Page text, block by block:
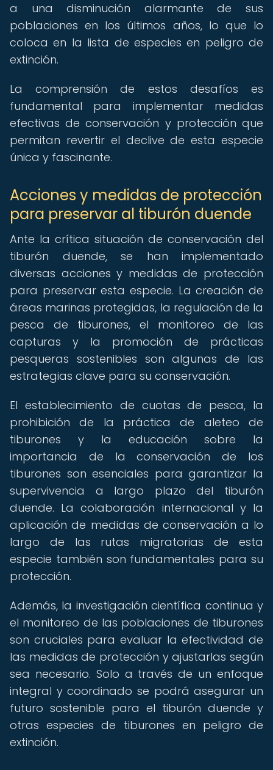
a una disminución alarmante de sus
poblaciones en los últimos años, lo que lo
coloca en la lista de especies en peligro de
extinción.
La comprensión de estos desafíos es
fundamental para implementar medidas
efectivas de conservación y protección que
permitan revertir el declive de esta especie
única y fascinante.
Acciones y medidas de protección
para preservar al tiburón duende
Ante la crítica situación de conservación del
tiburón duende, se han implementado
diversas acciones y medidas de protección
para preservar esta especie. La creación de
áreas marinas protegidas, la regulación de la
pesca de tiburones, el monitoreo de las
capturas y la promoción de prácticas
pesqueras sostenibles son algunas de las
estrategias clave para su conservación.
El establecimiento de cuotas de pesca, la
prohibición de la práctica de aleteo de
tiburones y la educación sobre la
importancia de la conservación de los
tiburones son esenciales para garantizar la
supervivencia a largo plazo del tiburón
duende. La colaboración internacional y la
aplicación de medidas de conservación a lo
largo de las rutas migratorias de esta
especie también son fundamentales para su
protección.
Además, la investigación científica continua y
el monitoreo de las poblaciones de tiburones
son cruciales para evaluar la efectividad de
las medidas de protección y ajustarlas según
sea necesario. Solo a través de un enfoque
integral y coordinado se podrá asegurar un
futuro sostenible para el tiburón duende y
otras especies de tiburones en peligro de
extinción.